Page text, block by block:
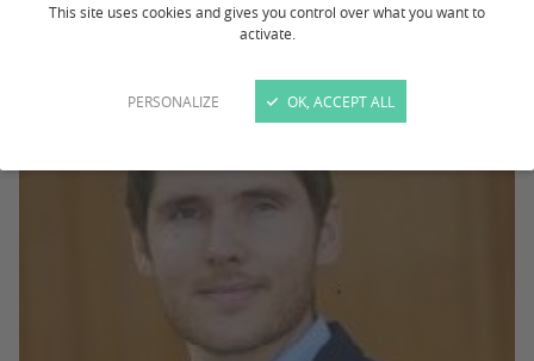
This site uses cookies and gives you control over what you want to
activate.
PERSONALIZE OK, ACCEPT ALL